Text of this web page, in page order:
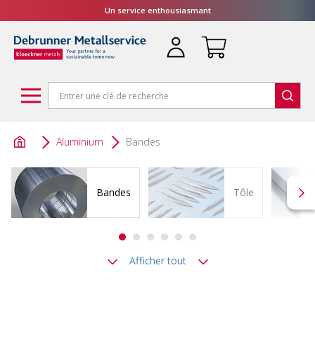
Un service enthousiasmant
Aluminium Bandes
Bandes Tôle
Afficher tout